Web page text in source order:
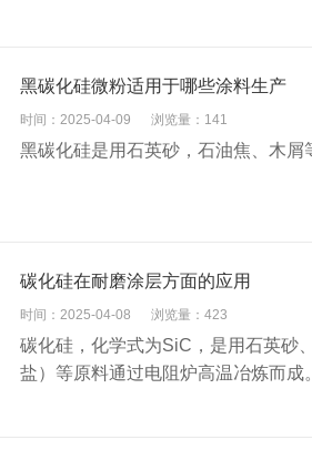
黑碳化硅微粉适用于哪些涂料生产
时间：2025-04-09 浏览量：141
黑碳化硅是用石英砂，石油焦、木屑
碳化硅在耐磨涂层方面的应用
时间：2025-04-08 浏览量：423
碳化硅，化学式为SiC，是用石英砂
盐）等原料通过电阻炉高温冶炼而成。